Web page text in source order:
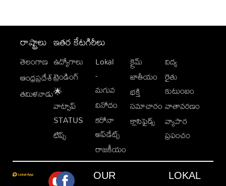
రాష్ట్రాలు
తెలంగాణ
ఆంధ్రప్రదేశ్
తమిళనాడు
ఇతర కేటగిరీలు
ఉద్యోగాలు
ట్రెండింగ్
🌟
వాట్సాప్
STATUS
టిప్స్
Lokal
-
మగువ
వినోదం
కరోనా
అప్‌డేట్స్
రాజకీయం
క్రైమ్
జాతీయం
భక్తి
సమాచారం
క్లాసిఫైడ్స్
విద్య
రైతు
కుటుంబం
వాతావరణం
వ్యాపార
ప్రపంచం
OUR
LOKAL